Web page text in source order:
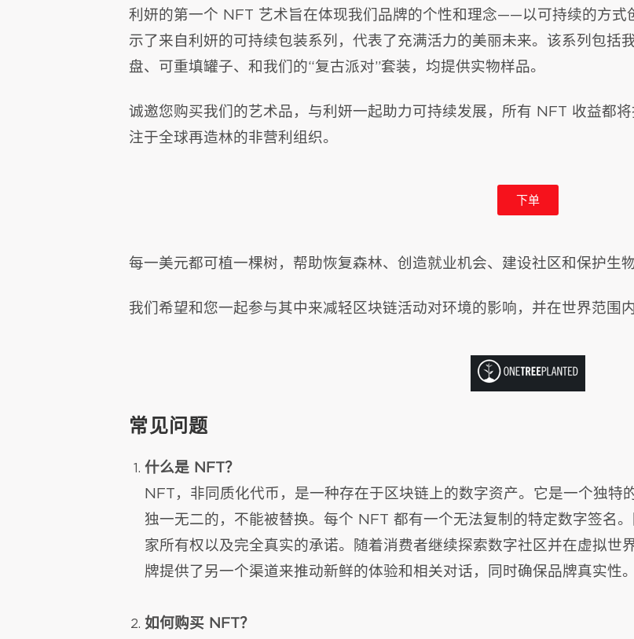
利妍的第一个 NFT 艺术旨在体现我们品牌的个性和理念——以可持续的方式
示了来自利妍的可持续包装系列，代表了充满活力的美丽未来。该系列包括
盘、可重填罐子、和我们的“复古派对”套装，均提供实物样品。
诚邀您购买我们的艺术品，与利妍一起助力可持续发展，所有 NFT 收益都
注于全球再造林的非营利组织。
下单
每一美元都可植一棵树，帮助恢复森林、创造就业机会、建设社区和保护生物
我们希望和您一起参与其中来减轻区块链活动对环境的影响，并在世界范围
常见问题
什么是 NFT？
NFT，非同质化代币，是一种存在于区块链上的数字资产。它是一个独
独一无二的，不能被替换。每个 NFT 都有一个无法复制的特定数字签名
家所有权以及完全真实的承诺。随着消费者继续探索数字社区并在虚拟世
牌提供了另一个渠道来推动新鲜的体验和相关对话，同时确保品牌真实性。
如何购买 NFT？